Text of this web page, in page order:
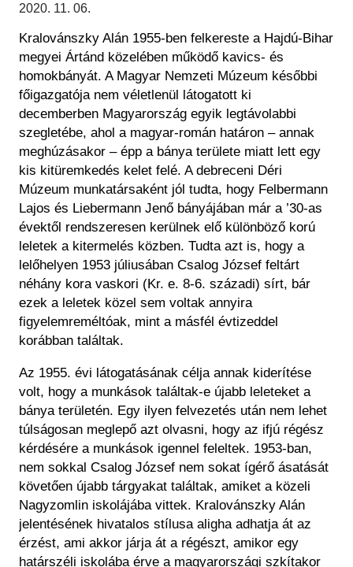
Régészet
Felnőttképzés
Közérdekű adatok
Történeti Fényképtár
Éremtár
Központi Könyvtár
2020. 11. 06.
Kralovánszky Alán 1955-ben felkereste a Hajdú-Bihar
megyei Ártánd közelében működő kavics- és
homokbányát. A Magyar Nemzeti Múzeum későbbi
főigazgatója nem véletlenül látogatott ki
decemberben Magyarország egyik legtávolabbi
szegletébe, ahol a magyar-román határon – annak
meghúzásakor – épp a bánya területe miatt lett egy
kis kitüremkedés kelet felé. A debreceni Déri
Múzeum munkatársaként jól tudta, hogy Felbermann
Lajos és Liebermann Jenő bányájában már a ’30-as
évektől rendszeresen kerülnek elő különböző korú
leletek a kitermelés közben. Tudta azt is, hogy a
lelőhelyen 1953 júliusában Csalog József feltárt
néhány kora vaskori (Kr. e. 8-6. századi) sírt, bár
ezek a leletek közel sem voltak annyira
figyelemreméltóak, mint a másfél évtizeddel
korábban találtak.
Az 1955. évi látogatásának célja annak kiderítése
volt, hogy a munkások találtak-e újabb leleteket a
bánya területén. Egy ilyen felvezetés után nem lehet
túlságosan meglepő azt olvasni, hogy az ifjú régész
kérdésére a munkások igennel feleltek. 1953-ban,
nem sokkal Csalog József nem sokat ígérő ásatását
követően újabb tárgyakat találtak, amiket a közeli
Nagyzomlin iskolájába vittek. Kralovánszky Alán
jelentésének hivatalos stílusa aligha adhatja át az
érzést, ami akkor járja át a régészt, amikor egy
határszéli iskolába érve a magyarországi szkítakor